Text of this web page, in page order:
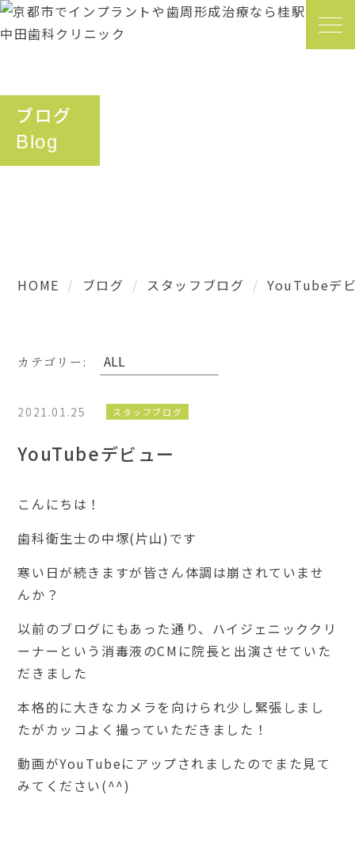
ブログ
Blog
HOME ブログ スタッフブログ YouTubeデ
カテゴリー:
2021.01.25 スタッフブログ
YouTubeデビュー
こんにちは！
歯科衛生士の中塚(片山) です
寒い日が続きますが皆さん体調は崩されていませ
んか？
以前のブログにもあった通り、ハイジェニッククリ
ーナーという消毒液のCM に院長と出演させていた
だきました
本格的に大きなカメラを向けられ少し緊張しまし
たがカッコよく撮っていただきました！
動画がYouTubeにアップされましたのでまた見て
みてください(^^)